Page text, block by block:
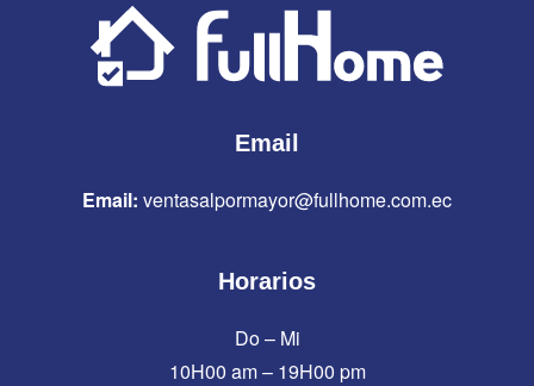
Email
Email: ventasalpormayor@fullhome.com.ec
Horarios
Do – Mi
10H00 am – 19H00 pm